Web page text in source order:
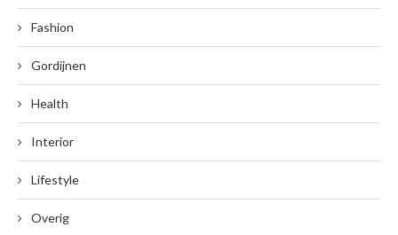
Fashion
Gordijnen
Health
Interior
Lifestyle
Overig